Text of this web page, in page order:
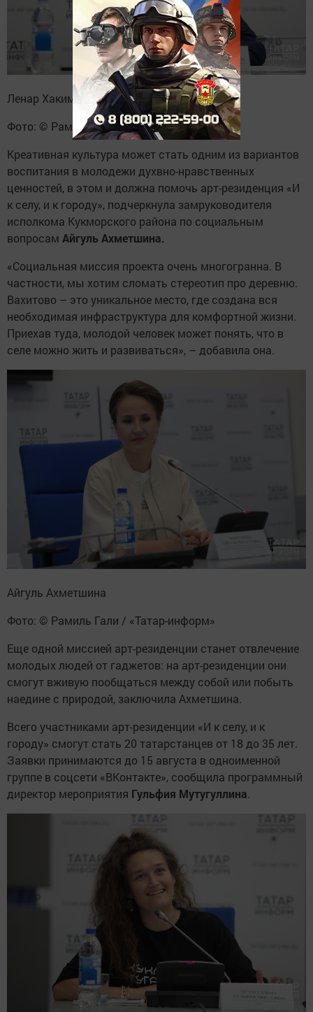
Ленар Хакимзянов
Фото: © Рамиль Гали / «Татар-информ»
Креативная культура может стать одним из вариантов
воспитания в молодежи духвно-нравственных
ценностей, в этом и должна помочь арт-резиденция «И
к селу, и к городу», подчеркнула замруководителя
исполкома Кукморского района по социальным
вопросам Айгуль Ахметшина.
«Социальная миссия проекта очень многогранна. В
частности, мы хотим сломать стереотип про деревню.
Вахитово – это уникальное место, где создана вся
необходимая инфраструктура для комфортной жизни.
Приехав туда, молодой человек может понять, что в
селе можно жить и развиваться», – добавила она.
Айгуль Ахметшина
Фото: © Рамиль Гали / «Татар-информ»
Еще одной миссией арт-резиденции станет отвлечение
молодых людей от гаджетов: на арт-резиденции они
смогут вживую пообщаться между собой или побыть
наедине с природой, заключила Ахметшина.
Всего участниками арт-резиденции «И к селу, и к
городу» смогут стать 20 татарстанцев от 18 до 35 лет.
Заявки принимаются до 15 августа в одноименной
группе в соцсети «ВКонтакте», сообщила программный
директор мероприятия Гульфия Мутугуллина.